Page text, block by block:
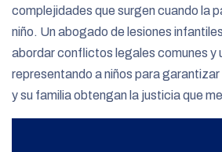
complejidades que surgen cuando la
niño. Un abogado de lesiones
abordar conflictos legales comunes y
representando a niños para garantizar
y su familia obtengan la justicia que